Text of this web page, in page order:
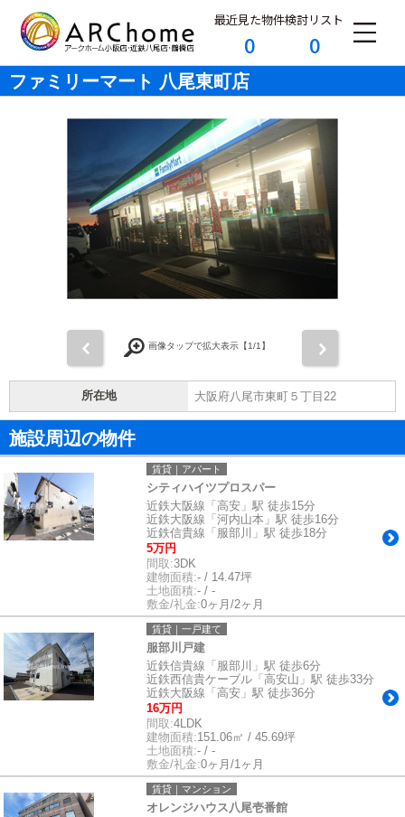
最近見た物件
0
検討リスト
0
ファミリーマート 八尾東町店
画像タップで拡大表示【1/1】
所在地 大阪府八尾市東町５丁目22
施設周辺の物件
賃貸｜アパート
シティハイツプロスパー
近鉄大阪線「高安」駅 徒歩15分
近鉄大阪線「河内山本」駅 徒歩16分
近鉄信貴線「服部川」駅 徒歩18分
5万円
間取:3DK
建物面積:- / 14.47坪
土地面積:- / -
敷金/礼金:0ヶ月/2ヶ月
賃貸｜一戸建て
服部川戸建
近鉄信貴線「服部川」駅 徒歩6分
近鉄西信貴ケーブル「高安山」駅 徒歩33分
近鉄大阪線「高安」駅 徒歩36分
16万円
間取:4LDK
建物面積:151.06㎡ / 45.69坪
土地面積:- / -
敷金/礼金:0ヶ月/1ヶ月
賃貸｜マンション
オレンジハウス八尾壱番館